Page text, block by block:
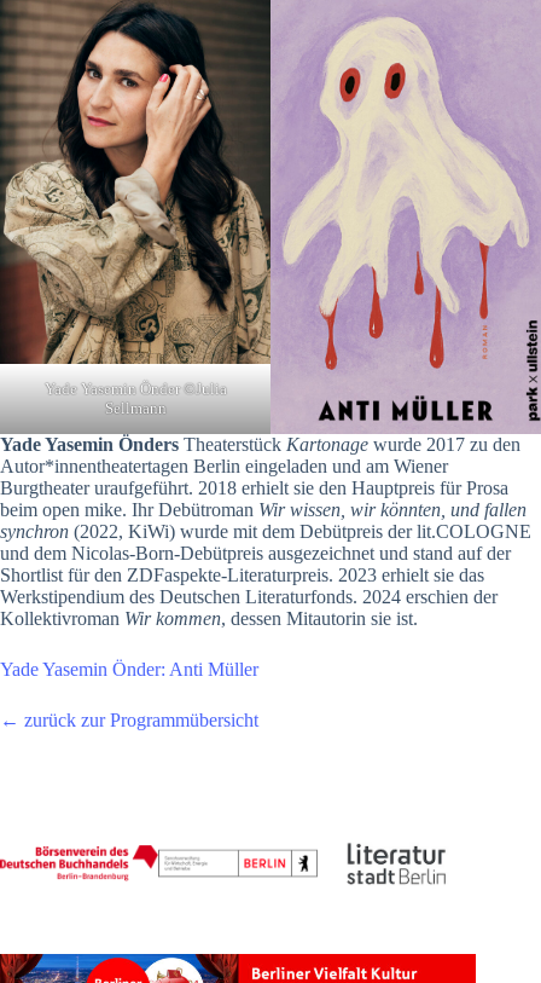
Yade Yasemin Önder ©Julia
Sellmann
Yade Yasemin Önders Theaterstück Kartonage wurde 2017 zu den
Autor*innentheatertagen Berlin eingeladen und am Wiener
Burgtheater uraufgeführt. 2018 erhielt sie den Hauptpreis für Prosa
beim open mike. Ihr Debütroman Wir wissen, wir könnten, und fallen
synchron (2022, KiWi) wurde mit dem Debütpreis der lit.COLOGNE
und dem Nicolas-Born-Debütpreis ausgezeichnet und stand auf der
Shortlist für den ZDFaspekte-Literaturpreis. 2023 erhielt sie das
Werkstipendium des Deutschen Literaturfonds. 2024 erschien der
Kollektivroman Wir kommen, dessen Mitautorin sie ist.
Yade Yasemin Önder: Anti Müller
← zurück zur Programmübersicht